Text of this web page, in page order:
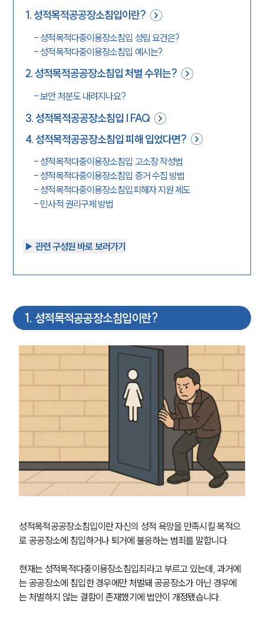
1.성적목적공공장소침입이란?
- 성적목적다중이용장소침입 성립 요건은?
- 성적목적다중이용장소침입 예시는?
2.성적목적공공장소침입 처벌 수위는?
-보안 처분도 내려지나요?
3.성적목적공공장소침입 | FAQ
4.성적목적공공장소침입 피해 입었다면?
- 성적목적다중이용장소침입 고소장 작성법
- 성적목적다중이용장소침입 증거 수집 방법
- 성적목적다중이용장소침입피해자 지원 제도
- 민사적 권리구제 방법
▶︎ 관련 구성원 바로 보러가기
1. 성적목적공공장소침입이란?
성적목적공공장소침입이란 자신의 성적 욕망을 만족시킬 목적으
로 공공장소에 침입하거나 퇴거에 불응하는 범죄를 말합니다.
현재는 성적목적다중이용장소침입죄라고 부르고 있는데, 과거에
는 공공장소에 침입한 경우에만 처벌돼 공공장소가 아닌 경우에
는 처벌하지 않는 결함이 존재했기에 법안이 개정됐습니다.